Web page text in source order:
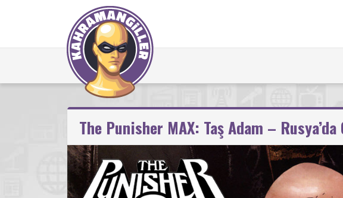
The Punisher MAX: Taş Adam – Rusya’da